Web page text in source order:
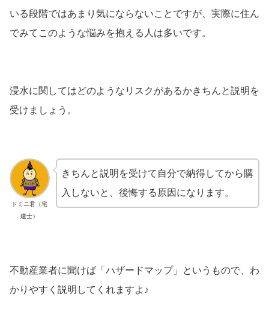
いる段階ではあまり気にならないことですが、実際に住ん
でみてこのような悩みを抱える人は多いです。
浸水に関してはどのようなリスクがあるかきちんと説明を
受けましょう。
ドミニ君（宅
建士）
きちんと説明を受けて自分で納得してから購
入しないと、後悔する原因になります。
不動産業者に聞けば「ハザードマップ」というもので、わ
かりやすく説明してくれますよ♪